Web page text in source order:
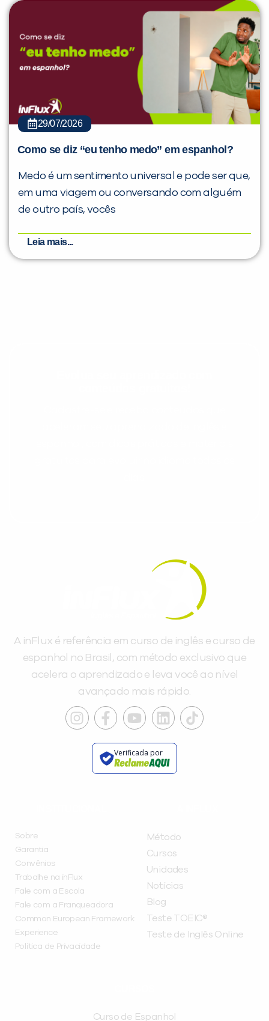
29/07/2026
Como se diz “eu tenho medo” em espanhol?
Medo é um sentimento universal e pode ser que,
em uma viagem ou conversando com alguém
de outro país, vocês
Leia mais...
A inFlux é referência em curso de inglês e curso de
espanhol no Brasil, com método exclusivo que
acelera o aprendizado e leva você ao nível
avançado mais rápido.
Verificada por
Sobre
Garantia
Convênios
Trabalhe na inFlux
Fale com a Escola
Fale com a Franqueadora
Common European Framework
Experience
Política de Privacidade
Método
Cursos
Unidades
Notícias
Blog
Teste TOEIC®
Teste de Inglês Online
Curso de Espanhol